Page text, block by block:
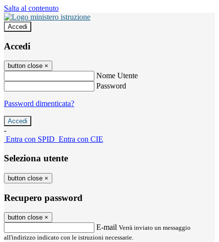
Salta al contenuto
Accedi
Accedi
button close ×
Nome Utente
Password
Password dimenticata?
-
Entra con SPID Entra con CIE
Seleziona utente
button close ×
Recupero password
button close ×
E-mail Verrà inviato un messaggio
all'indirizzo indicato con le istruzioni necessarie.